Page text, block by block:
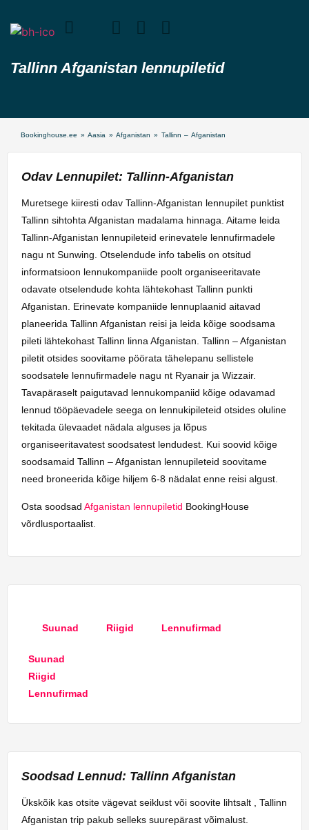
Tallinn Afganistan lennupiletid
Bookinghouse.ee » Aasia » Afganistan » Tallinn – Afganistan
Odav Lennupilet: Tallinn-Afganistan
Muretsege kiiresti odav Tallinn-Afganistan lennupilet punktist
Tallinn sihtohta Afganistan madalama hinnaga. Aitame leida
Tallinn-Afganistan lennupileteid erinevatele lennufirmadele
nagu nt Sunwing. Otselendude info tabelis on otsitud
informatsioon lennukompaniide poolt organiseeritavate
odavate otselendude kohta lähtekohast Tallinn punkti
Afganistan. Erinevate kompaniide lennuplaanid aitavad
planeerida Tallinn Afganistan reisi ja leida kõige soodsama
pileti lähtekohast Tallinn linna Afganistan. Tallinn – Afganistan
piletit otsides soovitame pöörata tähelepanu sellistele
soodsatele lennufirmadele nagu nt Ryanair ja Wizzair.
Tavapäraselt paigutavad lennukompaniid kõige odavamad
lennud tööpäevadele seega on lennukipileteid otsides oluline
tekitada ülevaadet nädala alguses ja lõpus
organiseeritavatest soodsatest lendudest. Kui soovid kõige
soodsamaid Tallinn – Afganistan lennupileteid soovitame
need broneerida kõige hiljem 6-8 nädalat enne reisi algust.
Osta soodsad Afganistan lennupiletid BookingHouse
võrdlusportaalist.
Suunad Riigid Lennufirmad
Suunad
Riigid
Lennufirmad
Soodsad Lennud: Tallinn Afganistan
Ükskõik kas otsite vägevat seiklust või soovite lihtsalt , Tallinn
Afganistan trip pakub selleks suurepärast võimalust.